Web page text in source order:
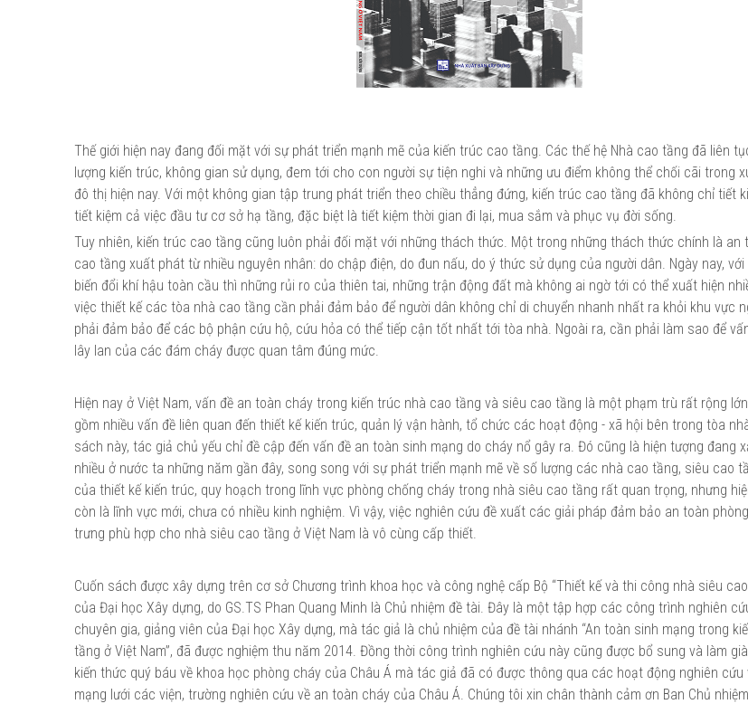
Thế giới hiện nay đang đối mặt với sự phát triển mạnh mẽ của kiến trúc cao tầng. Các thế hệ Nhà cao tầng đã liên
lượng kiến trúc, không gian sử dụng, đem tới cho con người sự tiện nghi và những ưu điểm không thể chối cãi trong
đô thị hiện nay. Với một không gian tập trung phát triển theo chiều thẳng đứng, kiến trúc cao tầng đã không chỉ tiết
tiết kiệm cả việc đầu tư cơ sở hạ tầng, đặc biệt là tiết kiệm thời gian đi lại, mua sắm và phục vụ đời sống.
Tuy nhiên, kiến trúc cao tầng cũng luôn phải đối mặt với những thách thức. Một trong những thách thức chính là an
cao tầng xuất phát từ nhiều nguyên nhân: do chập điện, do đun nấu, do ý thức sử dụng của người dân. Ngày nay,
biến đổi khí hậu toàn cầu thì những rủi ro của thiên tai, những trận động đất mà không ai ngờ tới có thể xuất hiện
việc thiết kế các tòa nhà cao tầng cần phải đảm bảo để người dân không chỉ di chuyển nhanh nhất ra khỏi khu vực
phải đảm bảo để các bộ phận cứu hộ, cứu hỏa có thể tiếp cận tốt nhất tới tòa nhà. Ngoài ra, cần phải làm sao để
lây lan của các đám cháy được quan tâm đúng mức.
Hiện nay ở Việt Nam, vấn đề an toàn cháy trong kiến trúc nhà cao tầng và siêu cao tầng là một phạm trù rất rộng
gồm nhiều vấn đề liên quan đến thiết kế kiến trúc, quản lý vận hành, tổ chức các hoạt động - xã hội bên trong tòa
sách này, tác giả chủ yếu chỉ đề cập đến vấn đề an toàn sinh mạng do cháy nổ gây ra. Đó cũng là hiện tượng đang
nhiều ở nước ta những năm gần đây, song song với sự phát triển mạnh mẽ về số lượng các nhà cao tầng, siêu cao
của thiết kế kiến trúc, quy hoạch trong lĩnh vực phòng chống cháy trong nhà siêu cao tầng rất quan trọng, nhưng
còn là lĩnh vực mới, chưa có nhiều kinh nghiệm. Vì vậy, việc nghiên cứu đề xuất các giải pháp đảm bảo an toàn
trưng phù hợp cho nhà siêu cao tầng ở Việt Nam là vô cùng cấp thiết.
Cuốn sách được xây dựng trên cơ sở Chương trình khoa học và công nghệ cấp Bộ “Thiết kế và thi công nhà siêu
của Đại học Xây dựng, do GS.TS Phan Quang Minh là Chủ nhiệm đề tài. Đây là một tập hợp các công trình nghiên
chuyên gia, giảng viên của Đại học Xây dựng, mà tác giả là chủ nhiệm của đề tài nhánh “An toàn sinh mạng trong
tầng ở Việt Nam”, đã được nghiệm thu năm 2014. Đồng thời công trình nghiên cứu này cũng được bổ sung và làm
kiến thức quý báu về khoa học phòng cháy của Châu Á mà tác giả đã có được thông qua các hoạt động nghiên
mạng lưới các viện, trường nghiên cứu về an toàn cháy của Châu Á. Chúng tôi xin chân thành cảm ơn Ban Chủ